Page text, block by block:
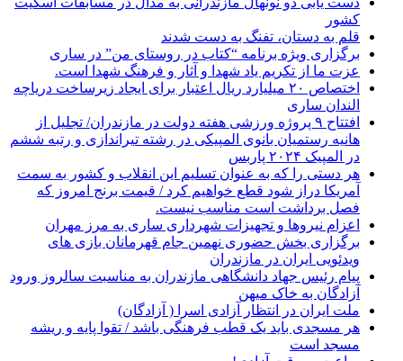
کشور
قلم به دستان، تفنگ به دست شدند
برگزاری ویژه برنامه “کتاب در روستای من” در ساری
عزت ما از تکریم یاد شهدا و آثار و فرهنگ شهدا است.
اختصاص ۲۰ میلیارد ریال اعتبار برای ایجاد زیرساخت دریاچه
الندان ساری
افتتاح ۹ پروژه ورزشی هفته دولت در مازندران/ تجلیل از
هانیه رستمیان بانوی المپیکی در رشته تیراندازی و رتبه ششم
در المپیک ۲۰۲۴ پاربس
هر دستی را که به عنوان تسلیم این انقلاب و کشور به سمت
آمريکا دراز شود قطع خواهیم کرد / قیمت برنج امروز که
فصل برداشت است مناسب نیست.
اعزام نیروها و تجهیزات شهرداری ساری به مرز مهران
برگزاری بخش حضوری نهمین جام قهرمانان بازی های
ویدئویی ایران در مازندران
پیام رئیس جهاد دانشگاهی مازندران به مناسبت سالروز ورود
آزادگان به خاک میهن
ملت ایران در انتظار آزادی اسرا ( آزادگان)
هر مسجدی باید یک قطب فرهنگی باشد / تقوا پایه و ریشه
مسجد است